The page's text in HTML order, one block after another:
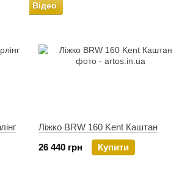
Відео
Ліжко BRW 160 Kent Каштан
26 440 грн
Купити